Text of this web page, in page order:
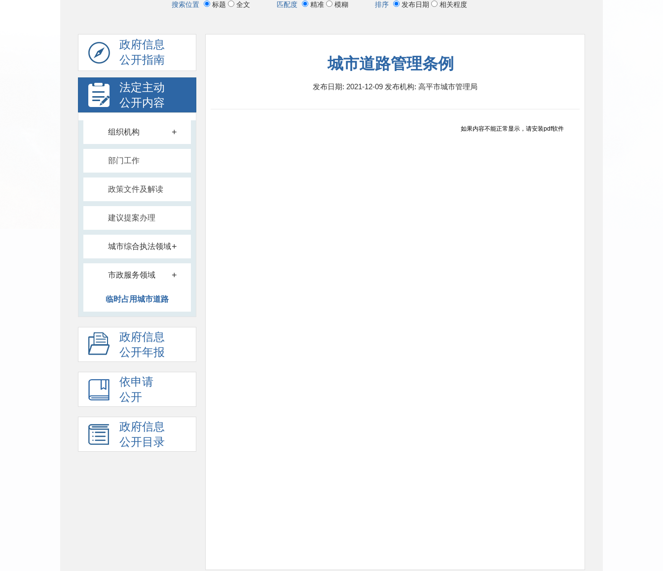
搜索位置 标题 全文 匹配度 精准 模糊 排序 发布日期 相关程度
政府信息
公开指南
法定主动
公开内容
组织机构 +
部门工作
政策文件及解读
建议提案办理
城市综合执法领域+
市政服务领域 +
临时占用城市道路
政府信息
公开年报
依申请
公开
政府信息
公开目录
城市道路管理条例
发布日期: 2021-12-09 发布机构: 高平市城市管理局
如果内容不能正常显示，请安装pdf软件